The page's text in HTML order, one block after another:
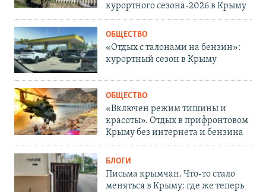
курортного сезона-2026 в Крыму
ОБЩЕСТВО
«Отдых с талонами на бензин»:
курортный сезон в Крыму
ОБЩЕСТВО
«Включен режим тишины и
красоты». Отдых в прифронтовом
Крыму без интернета и бензина
БЛОГИ
Письма крымчан. Что-то стало
меняться в Крыму: где же теперь